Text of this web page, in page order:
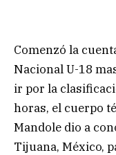
Comenzó la
Nacional U-18
ir por la
horas, el cuerpo
Mandole dio a
Tijuana, México,